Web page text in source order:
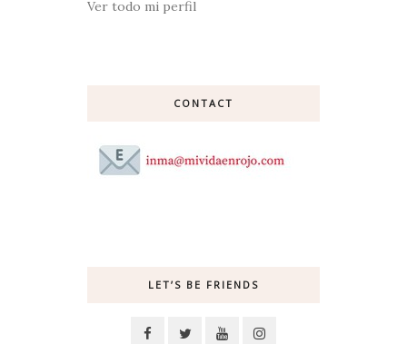
Ver todo mi perfil
CONTACT
LET’S BE FRIENDS